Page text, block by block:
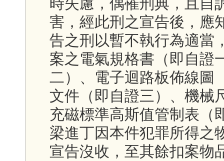
時失慮，偶罹刑典，且自
害，經此刑之宣告後，應
告之刑以暫不執行為適當
案之電氣規格書（即自證
二）、電子迴路板佈線圖
文件（即自證三）、機械
充磁標準高斯值管制表（
梁進丁因本件犯罪所得之
宣告沒收，至其餘扣案物